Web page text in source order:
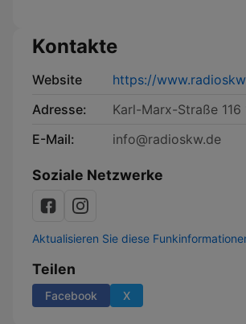
Kontakte
Website
https://
Adresse:
Karl-Marx-Straße 116
E-Mail:
info@radioskw.de
Soziale Netzwerke
Aktualisieren Sie diese
Teilen
Facebook X